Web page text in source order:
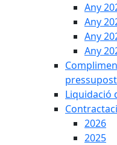
Any
Any
Any
Any
Liquidació
2026
2025